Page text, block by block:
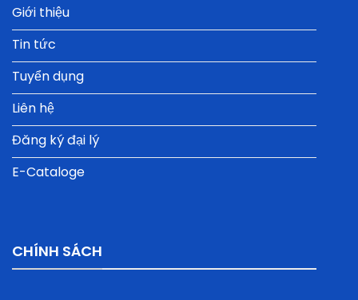
Giới thiệu
Tin tức
Tuyển dụng
Liên hệ
Đăng ký đại lý
E-Cataloge
CHÍNH SÁCH